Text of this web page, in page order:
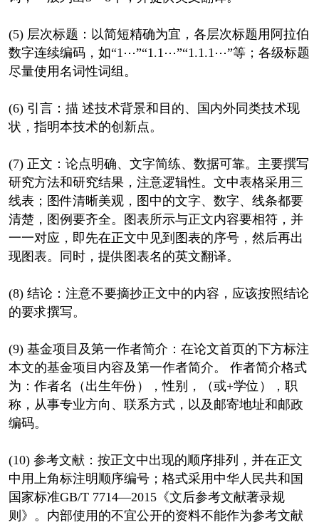
(5) 层次标题：以简短精确为宜，各层次标题用阿拉伯
数字连续编码，如“1⋯”“1.1⋯”“1.1.1⋯”等；各级标题
尽量使用名词性词组。
(6) 引言：描 述技术背景和目的、国内外同类技术现
状，指明本技术的创新点。
(7) 正文：论点明确、文字简练、数据可靠。主要撰写
研究方法和研究结果，注意逻辑性。文中表格采用三
线表；图件清晰美观，图中的文字、数字、线条都要
清楚，图例要齐全。图表所示与正文内容要相符，并
一一对应，即先在正文中见到图表的序号，然后再出
现图表。同时，提供图表名的英文翻译。
(8) 结论：注意不要摘抄正文中的内容，应该按照结论
的要求撰写。
(9) 基金项目及第一作者简介：在论文首页的下方标注
本文的基金项目内容及第一作者简介。 作者简介格式
为：作者名（出生年份），性别，（或+学位），职
称，从事专业方向、联系方式，以及邮寄地址和邮政
编码。
(10) 参考文献：按正文中出现的顺序排列，并在正文
中用上角标注明顺序编号；格式采用中华人民共和国
国家标准GB/T 7714—2015《文后参考文献著录规
则》。内部使用的不宜公开的资料不能作为参考文献